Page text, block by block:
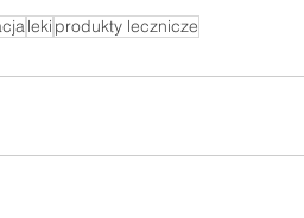
leki produkty lecznicze